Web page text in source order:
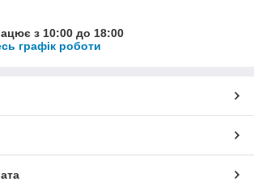
з 10:00 до 18:00
графік роботи